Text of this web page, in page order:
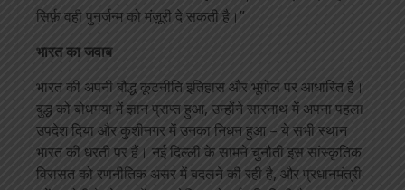
सिर्फ़ वही पुनर्जन्म को मंज़ूरी दे सकती है।”
भारत का जवाब
भारत की अपनी बौद्ध कूटनीति इतिहास और भूगोल पर आधारित है।
बुद्ध को बोधगया में ज्ञान प्राप्त हुआ, उन्होंने सारनाथ में अपना पहला
उपदेश दिया और कुशीनगर में उनका निधन हुआ – ये सभी स्थान
भारत की धरती पर हैं। नई दिल्ली के सामने चुनौती इस सांस्कृतिक
विरासत को रणनीतिक असर में बदलने की रही है, और प्रधानमंत्री